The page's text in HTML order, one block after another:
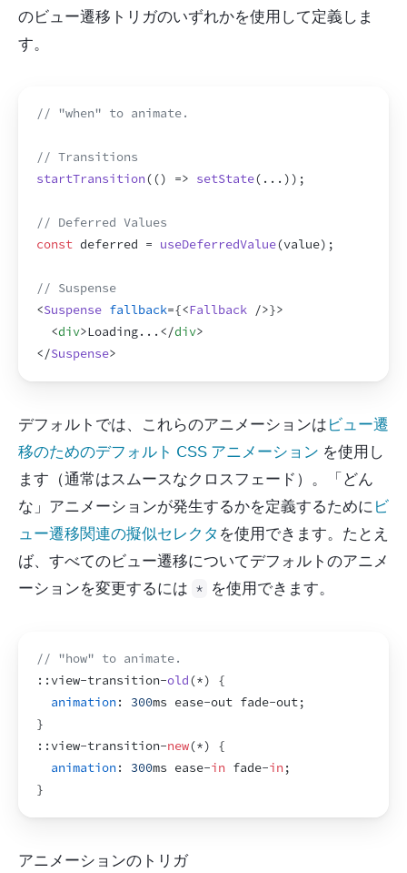
のビュー遷移トリガのいずれかを使用して定義しま
す。
// "when" to animate.
// Transitions
startTransition(() => setState( ... )) ;
// Deferred Values
const deferred = useDeferredValue(value) ;
// Suspense
<Suspense fallback={<Fallback />}>
<div>Loading... </div>
</Suspense>
デフォルトでは、これらのアニメーションはビュー遷
移のためのデフォルト CSS アニメーション を使用し
ます（通常はスムースなクロスフェード）。「どん
な」アニメーションが発生するかを定義するためにビ
ュー遷移関連の擬似セレクタ を使用できます。たとえ
ば、すべてのビュー遷移についてデフォルトのアニメ
ーションを変更するには * を使用できます。
// "how" to animate.
: :view-transition-old(*)
{
animation: 300ms ease-out fade-out;
}
: :view-transition-new(*)
{
animation: 300ms ease-in fade-in ;
}
アニメーションのトリガ